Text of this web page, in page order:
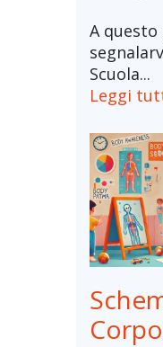
A
Scuola...
Leggi